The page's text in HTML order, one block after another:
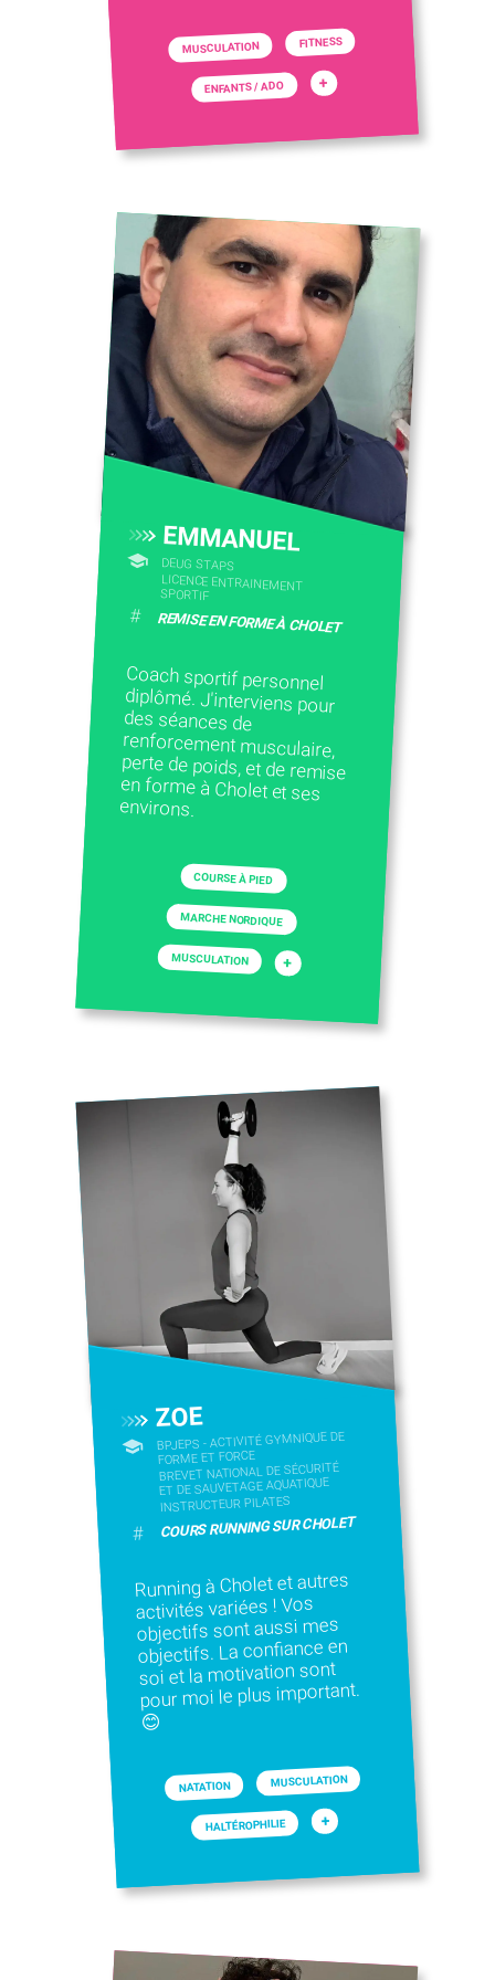
MUSCULATION FITNESS
ENFANTS / ADO +
EMMANUEL
DEUG STAPS
LICENCE ENTRAINEMENT
SPORTIF
# REMISE EN FORME À CHOLET
Coach sportif personnel
diplômé. J'interviens pour
des séances de
renforcement musculaire,
perte de poids, et de remise
en forme à Cholet et ses
environs.
COURSE À PIED
MARCHE NORDIQUE
MUSCULATION +
ZOE
BPJEPS - ACTIVITÉ GYMNIQUE DE
FORME ET FORCE
BREVET NATIONAL DE SÉCURITÉ
ET DE SAUVETAGE AQUATIQUE
INSTRUCTEUR PILATES
# COURS RUNNING SUR CHOLET
Running à Cholet et autres
activités variées ! Vos
objectifs sont aussi mes
objectifs. La confiance en
soi et la motivation sont
pour moi le plus important.
😊
NATATION MUSCULATION
HALTÉROPHILIE +